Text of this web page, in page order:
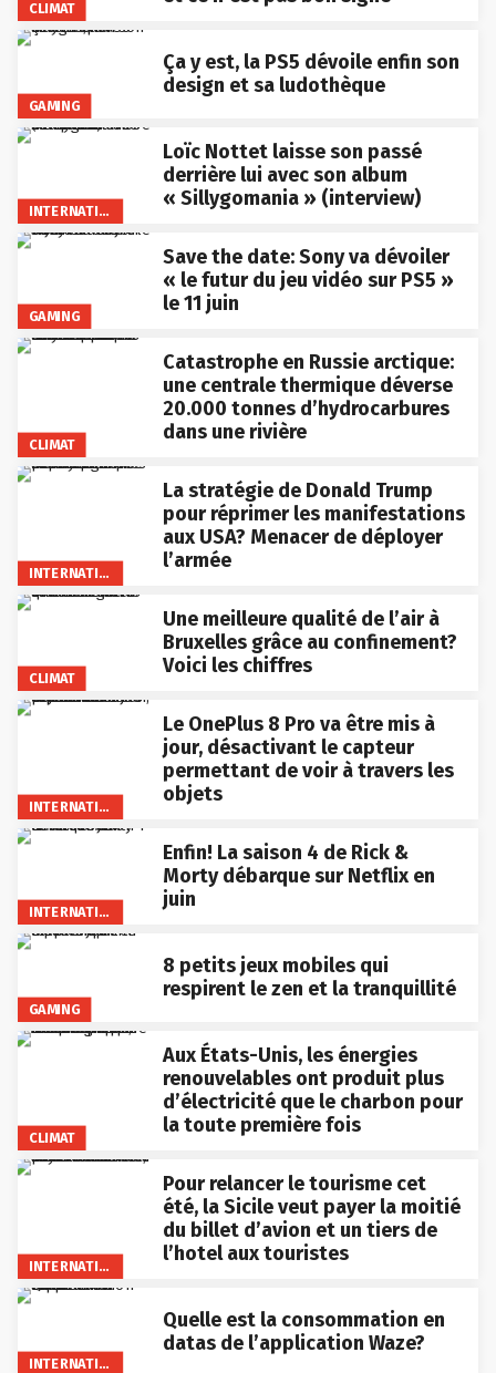
CLIMAT
GAMING
Ça y est, la PS5 dévoile enfin son
design et sa ludothèque
INTERNATIONAL
Loïc Nottet laisse son passé
derrière lui avec son album
« Sillygomania » (interview)
GAMING
Save the date: Sony va dévoiler
« le futur du jeu vidéo sur PS5 »
le 11 juin
CLIMAT
Catastrophe en Russie arctique:
une centrale thermique déverse
20.000 tonnes d’hydrocarbures
dans une rivière
INTERNATIONAL
La stratégie de Donald Trump
pour réprimer les manifestations
aux USA? Menacer de déployer
l’armée
CLIMAT
Une meilleure qualité de l’air à
Bruxelles grâce au confinement?
Voici les chiffres
INTERNATIONAL
Le OnePlus 8 Pro va être mis à
jour, désactivant le capteur
permettant de voir à travers les
objets
INTERNATIONAL
Enfin! La saison 4 de Rick &
Morty débarque sur Netflix en
juin
GAMING
8 petits jeux mobiles qui
respirent le zen et la tranquillité
CLIMAT
Aux États-Unis, les énergies
renouvelables ont produit plus
d’électricité que le charbon pour
la toute première fois
INTERNATIONAL
Pour relancer le tourisme cet
été, la Sicile veut payer la moitié
du billet d’avion et un tiers de
l’hotel aux touristes
INTERNATIONAL
Quelle est la consommation en
datas de l’application Waze?